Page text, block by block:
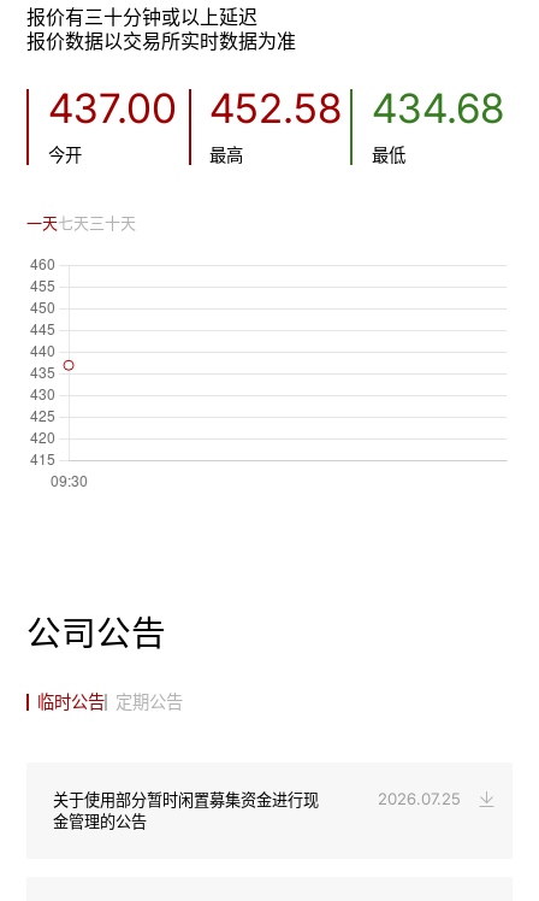
报价有三十分钟或以上延迟
报价数据以交易所实时数据为准
437.00
今开
452.58
最高
434.68
最低
一天七天三十天
公司公告
临时公告 定期公告
关于使用部分暂时闲置募集资金进行现
金管理的公告
2026.07.25